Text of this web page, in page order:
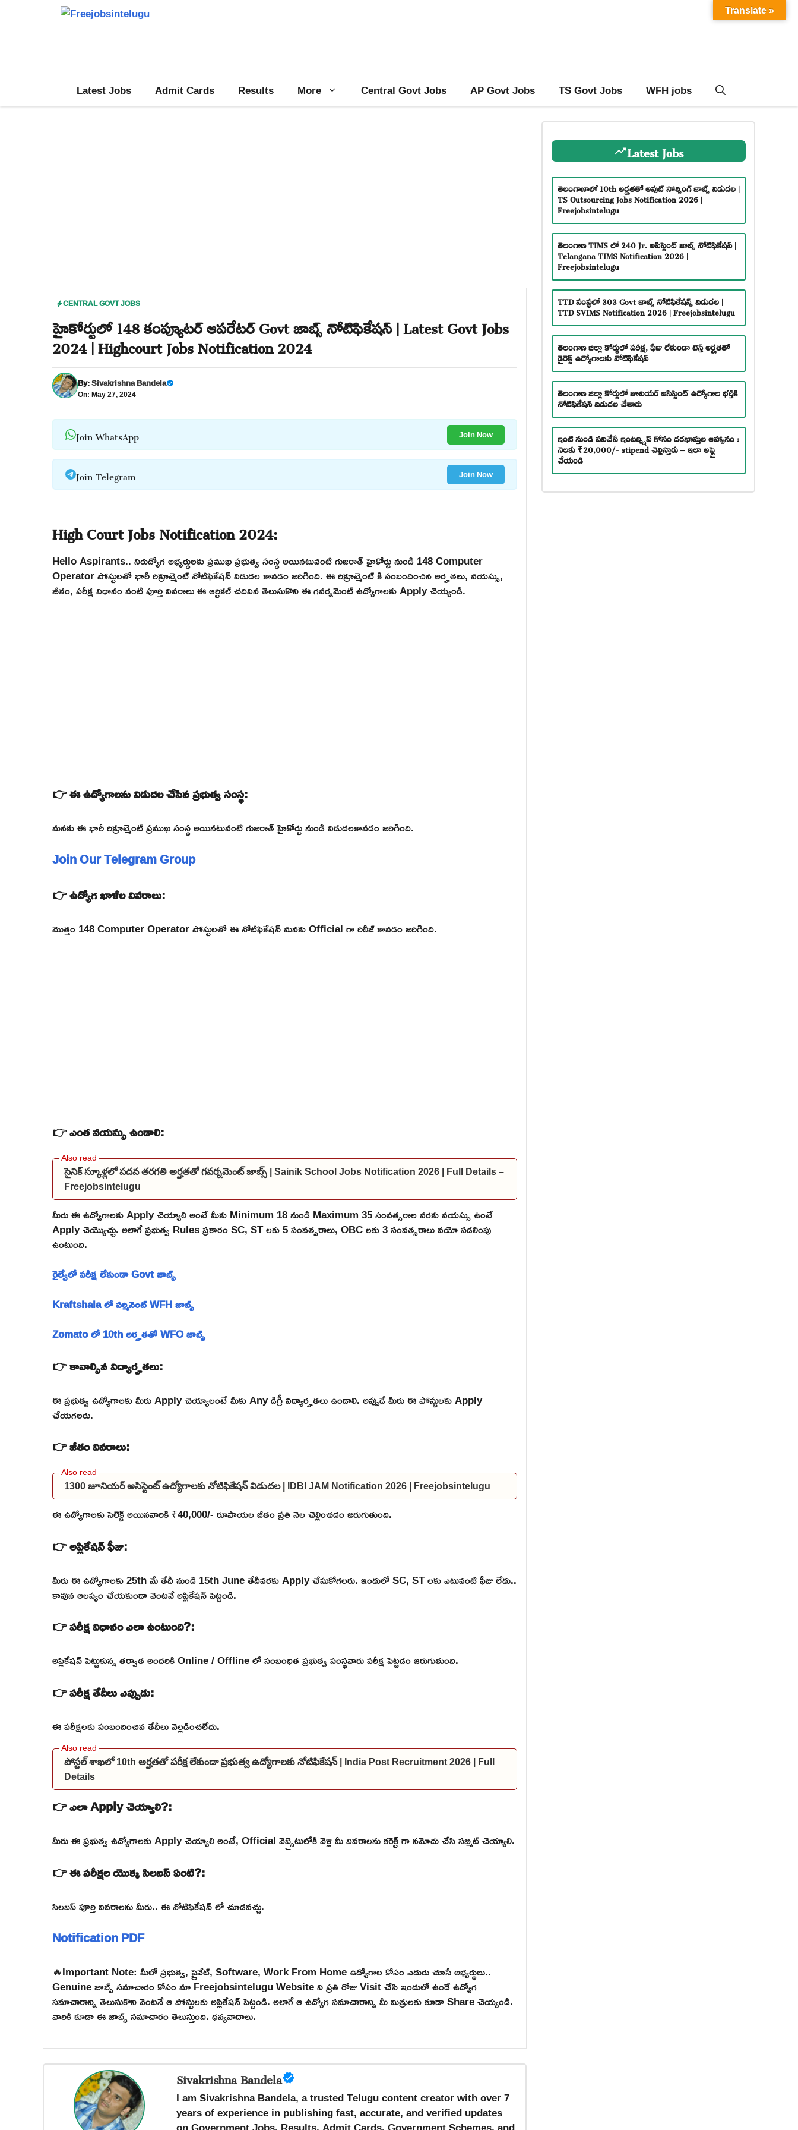
Latest Jobs Admit Cards Results More Central Govt Jobs AP Govt Jobs TS Govt Jobs WFH jobs
CENTRAL GOVT JOBS
హైకోర్టులో 148 కంప్యూటర్ ఆపరేటర్ Govt జాబ్స్ నోటిఫికేషన్ | Latest Govt Jobs
2024 | Highcourt Jobs Notification 2024
By:Sivakrishna Bandela
On: May 27, 2024
Join WhatsApp Join Now
Join Telegram Join Now
High Court Jobs Notification 2024:
Hello Aspirants.. నిరుద్యోగ అభ్యర్థులకు ప్రముఖ ప్రభుత్వ సంస్థ అయినటువంటి గుజరాత్ హైకోర్టు నుండి 148 Computer
Operator పోస్టులతో భారీ రిక్రూట్మెంట్ నోటిఫికేషన్ విడుదల కావడం జరిగింది. ఈ రిక్రూట్మెంట్ కి సంబందించిన అర్హతలు, వయస్సు,
జీతం, పరీక్ష విధానం వంటి పూర్తి వివరాలు ఈ ఆర్టికల్ చదివిన తెలుసుకొని ఈ గవర్నమెంట్ ఉద్యోగాలకు Apply చెయ్యండి.
👉 ఈ ఉద్యోగాలను విడుదల చేసిన ప్రభుత్వ సంస్థ:
మనకు ఈ భారీ రిక్రూట్మెంట్ ప్రముఖ సంస్థ అయినటువంటి గుజరాత్ హైకోర్టు నుండి విడుదలకావడం జరిగింది.
Join Our Telegram Group
👉 ఉద్యోగ ఖాళీల వివరాలు:
మొత్తం 148 Computer Operator పోస్టులతో ఈ నోటిఫికేషన్ మనకు Official గా రిలీజ్ కావడం జరిగింది.
👉 ఎంత వయస్సు ఉండాలి:
సైనిక్ స్కూళ్లలో పదవ తరగతి అర్హతతో గవర్నమెంట్ జాబ్స్ | Sainik School Jobs Notification 2026 | Full Details –
Freejobsintelugu
మీరు ఈ ఉద్యోగాలకు Apply చెయ్యాలి అంటే మీకు Minimum 18 నుండి Maximum 35 సంవత్సరాల వరకు వయస్సు ఉంటే
Apply చెయ్యొచ్చు. అలాగే ప్రభుత్వ Rules ప్రకారం SC, ST లకు 5 సంవత్సరాలు, OBC లకు 3 సంవత్సరాలు వయో సడలింపు
ఉంటుంది.
రైల్వేలో పరీక్ష లేకుండా Govt జాబ్స్
Kraftshala లో పర్మినెంట్ WFH జాబ్స్
Zomato లో 10th అర్హతతో WFO జాబ్స్
👉 కావాల్సిన విద్యార్హతలు:
ఈ ప్రభుత్వ ఉద్యోగాలకు మీరు Apply చెయ్యాలంటే మీకు Any డిగ్రీ విద్యార్హతలు ఉండాలి. అప్పుడే మీరు ఈ పోస్టులకు Apply
చేయగలరు.
👉 జీతం వివరాలు:
1300 జూనియర్ అసిస్టెంట్ ఉద్యోగాలకు నోటిఫికేషన్ విడుదల | IDBI JAM Notification 2026 | Freejobsintelugu
ఈ ఉద్యోగాలకు సెలెక్ట్ అయినవారికి ₹40,000/- రూపాయల జీతం ప్రతి నెల చెల్లించడం జరుగుతుంది.
👉 అప్లికేషన్ ఫీజు:
మీరు ఈ ఉద్యోగాలకు 25th మే తేదీ నుండి 15th June తేదీవరకు Apply చేసుకోగలరు. ఇందులో SC, ST లకు ఎటువంటి ఫీజు లేదు..
కావున ఆలస్యం చేయకుండా వెంటనే అప్లికేషన్ పెట్టండి.
👉 పరీక్ష విధానం ఎలా ఉంటుంది?:
అప్లికేషన్ పెట్టుకున్న తర్వాత అందరికి Online / Offline లో సంబంధిత ప్రభుత్వ సంస్థవారు పరీక్ష పెట్టడం జరుగుతుంది.
👉 పరీక్ష తేదీలు ఎప్పుడు:
ఈ పరీక్షలకు సంబందించిన తేదీలు వెల్లడించలేదు.
పోస్టల్ శాఖలో 10th అర్హతతో పరీక్ష లేకుండా ప్రభుత్వ ఉద్యోగాలకు నోటిఫికేషన్ | India Post Recruitment 2026 | Full
Details
👉 ఎలా Apply చెయ్యాలి?:
మీరు ఈ ప్రభుత్వ ఉద్యోగాలకు Apply చెయ్యాలి అంటే, Official వెబ్సైటులోకి వెళ్లి మీ వివరాలను కరెక్ట్ గా నమోదు చేసి సబ్మిట్ చెయ్యాలి.
👉 ఈ పరీక్షల యొక్క సిలబస్ ఏంటి?:
సిలబస్ పూర్తి వివరాలను మీరు.. ఈ నోటిఫికేషన్ లో చూడవచ్చు.
Notification PDF
🔥Important Note: మీలో ప్రభుత్వ, ప్రైవేట్, Software, Work From Home ఉద్యోగాల కోసం ఎదురు చూసే అభ్యర్థులు..
Genuine జాబ్స్ సమాచారం కోసం మా Freejobsintelugu Website ని ప్రతి రోజు Visit చేసి ఇందులో ఉండే ఉద్యోగ
సమాచారాన్ని తెలుసుకొని వెంటనే ఆ పోస్టులకు అప్లికేషన్ పెట్టండి. అలాగే ఆ ఉద్యోగ సమాచారాన్ని మీ మిత్రులకు కూడా Share చెయ్యండి.
వారికి కూడా ఈ జాబ్స్ సమాచారం తెలుస్తుంది. ధన్యవాదాలు.
Sivakrishna Bandela
I am Sivakrishna Bandela, a trusted Telugu content creator with over 7
years of experience in publishing fast, accurate, and verified updates
Latest Jobs
తెలంగాణాలో 10th అర్హతతో అవుట్ సోర్సింగ్ జాబ్స్ విడుదల |
TS Outsourcing Jobs Notification 2026 |
Freejobsintelugu
తెలంగాణ TIMS లో 240 Jr. అసిస్టెంట్ జాబ్స్ నోటిఫికేషన్ |
Telangana TIMS Notification 2026 |
Freejobsintelugu
TTD సంస్థలో 303 Govt జాబ్స్ నోటిఫికేషన్స్ విడుదల |
TTD SVIMS Notification 2026 | Freejobsintelugu
తెలంగాణ జిల్లా కోర్టులో పరీక్ష, ఫీజు లేకుండా టెన్త్ అర్హతతో
డైరెక్ట్ ఉద్యోగాలకు నోటిఫికేషన్
తెలంగాణ జిల్లా కోర్టులో జూనియర్ అసిస్టెంట్ ఉద్యోగాల భర్తీకి
నోటిఫికేషన్ విడుదల చేశారు
ఇంటి నుండి పనిచేసే ఇంటర్న్షిప్ కోసం దరఖాస్తుల ఆహ్వానం :
నెలకు ₹20,000/- stipend చెల్లిస్తారు – ఇలా అప్లై
చేయండి
Translate »